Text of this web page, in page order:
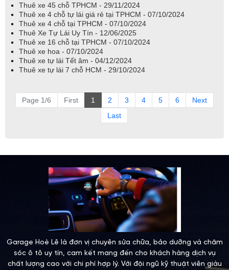
Thuê xe 45 chỗ TPHCM - 29/11/2024
Thuê xe 4 chỗ tự lái giá rẻ tại TPHCM - 07/10/2024
Thuê xe 4 chỗ tại TPHCM - 07/10/2024
Thuê Xe Tự Lái Uy Tín - 12/06/2025
Thuê xe 16 chỗ tại TPHCM - 07/10/2024
Thuê xe hoa - 07/10/2024
Thuê xe tự lái Tết âm - 04/12/2024
Thuê xe tự lái 7 chỗ HCM - 29/10/2024
Page 1/6 First 1 2 3 4 5 6
Next
Last
Garage Hoè Lê là đơn vị chuyên sửa chữa, bảo dưỡng và chăm
sóc ô tô uy tín, cam kết mang đến cho khách hàng dịch vụ
chất lượng cao với chi phí hợp lý. Với đội ngũ kỹ thuật viên giàu